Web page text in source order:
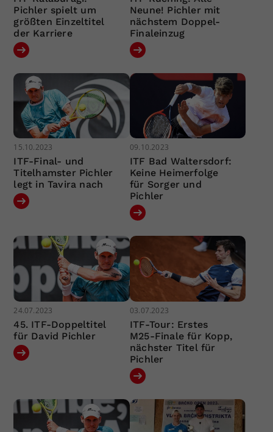
Pichler spielt um
größten Einzeltitel
der Karriere
Neune! Pichler mit
nächstem Doppel-
Finaleinzug
15.10.2023
ITF-Final- und
Titelhamster Pichler
legt in Tavira nach
09.10.2023
ITF Bad Waltersdorf:
Keine Heimerfolge
für Sorger und
Pichler
24.07.2023
45. ITF-Doppeltitel
für David Pichler
03.07.2023
ITF-Tour: Erstes
M25-Finale für Kopp,
nächster Titel für
Pichler